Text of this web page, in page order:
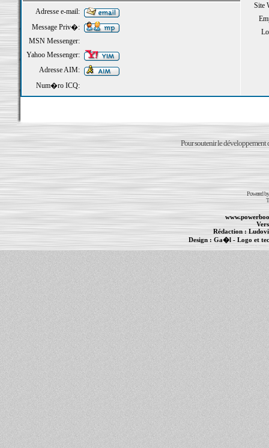
Site
Adresse e-mail:
Message Priv�:
MSN Messenger:
Yahoo Messenger:
Adresse AIM:
Num�ro ICQ:
Pour soutenir le développement
Powered
Rédaction :
Design : Ga�l- Logo et